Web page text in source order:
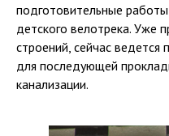
подготовительные
детского велотрека. Уже
строений, сейчас ведется
для последующей
канализации.